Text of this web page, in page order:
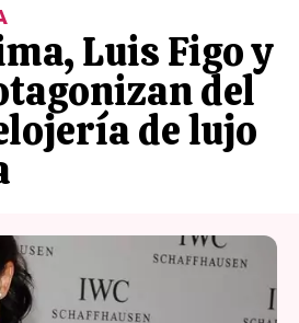
Luis Figo y
del
de lujo